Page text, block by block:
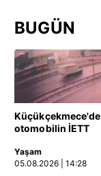
BUGÜN
Küçükçekmece'de
otomobilin İETT
kaza kamerada |
Video
Yaşam
05.08.2026 | 14:28